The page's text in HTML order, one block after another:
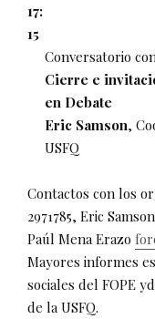
17:
15
Conversatorio
Cierre e
en Debate
Eric Samson,
USFQ
Contactos con los
2971785, Eric
Paúl Mena Erazo
Mayores informes
sociales del FOPE
de la USFQ.